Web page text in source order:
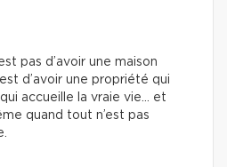
pas d’avoir une maison
d’avoir une propriété qui
accueille la vraie vie… et
quand tout n’est pas